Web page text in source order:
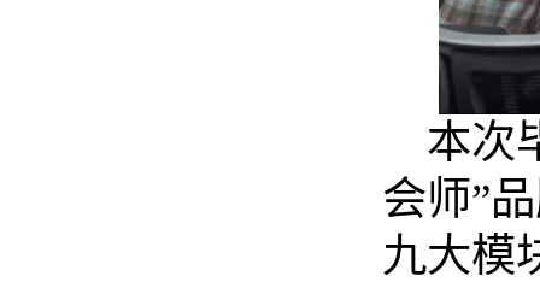
本次
会师”
九大模